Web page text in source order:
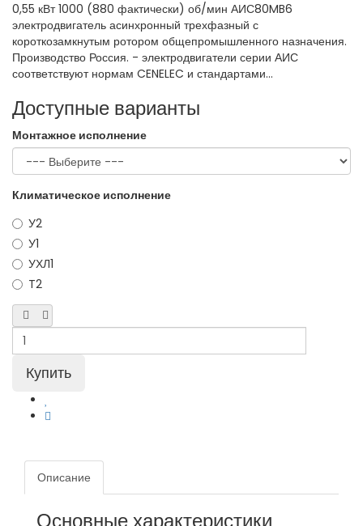
0,55 кВт 1000 (880 фактически) об/мин АИС80MB6
электродвигатель асинхронный трехфазный с
короткозамкнутым ротором общепромышленного назначения.
Производство Россия. - электродвигатели серии АИС
соответствуют нормам CENELEC и стандартами...
Доступные варианты
Монтажное исполнение
Климатическое исполнение
У2
У1
УХЛ1
T2
Описание